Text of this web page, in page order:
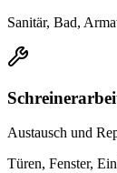
Sanitär, Bad,
Austausch und
Türen, Fenster,